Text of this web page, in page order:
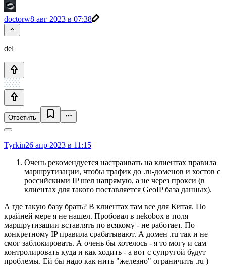
doctorw8 авг 2023 в 07:38
del
Ответить
Tyrkin26 апр 2023 в 11:15
Очень рекомендуется настраивать на клиентах правила
маршрутизации, чтобы трафик до .ru-доменов и хостов с
российскими IP шел напрямую, а не через прокси (в
клиентах для такого поставляется GeoIP база данных).
А где такую базу брать? В клиентах там все для Китая. По
крайней мере я не нашел. Пробовал в nekobox в поля
маршрутизации вставлять по всякому - не работает. По
конкретному IP правила срабатывают. А домен .ru так и не
смог заблокировать. А очень бы хотелось - я то могу и сам
контролировать куда и как ходить - а вот с супругой будут
проблемы. Ей бы надо как нить "железно" ограничить .ru )